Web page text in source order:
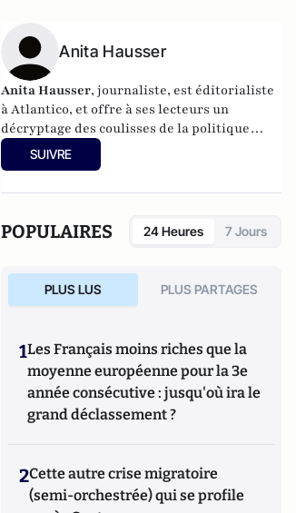
Anita Hausser
Anita Hausser, journaliste, est éditorialiste
à Atlantico, et offre à ses lecteurs un
décryptage des coulisses de la politique
française et internationale. Elle a
notamment publié
députée, un homme comme les autres ?
(2014) etBruno Le Maire, l'Affranchi
SUIVRE
POPULAIRES 24 Heures 7 Jours
PLUS LUS PLUS PARTAGES
1Les Français moins riches que la
moyenne européenne pour la 3e
année consécutive : jusqu'où ira le
grand déclassement ?
2Cette autre crise migratoire
(semi-orchestrée) qui se profile